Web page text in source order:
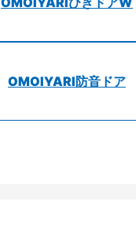
OMOIYARI防音ドア